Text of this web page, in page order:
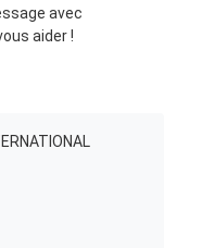
avec
aider !